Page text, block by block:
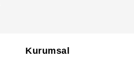
Kurumsal